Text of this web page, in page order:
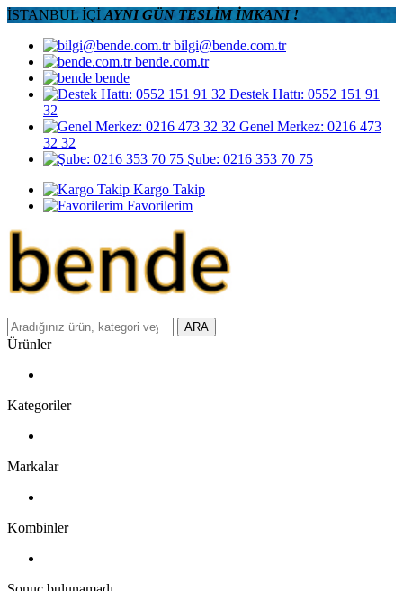
İSTANBUL İÇİ AYNI GÜN TESLİM İMKANI !
bilgi@bende.com.tr
bende.com.tr
bende
Destek Hattı: 0552 151 91
32
Genel Merkez: 0216 473
32 32
Şube: 0216 353 70 75
Kargo Takip
Favorilerim
ARA
Ürünler
Kategoriler
Markalar
Kombinler